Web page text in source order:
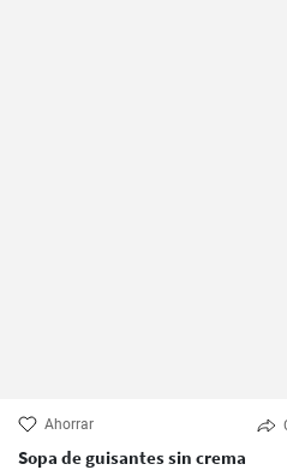
Ahorrar
Sopa de guisantes sin crema